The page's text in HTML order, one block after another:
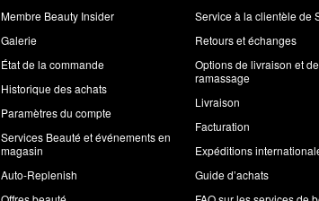
Membre Beauty Insider
Galerie
État de la commande
Historique des achats
Paramètres du compte
Services Beauté et événements en
magasin
Auto-Replenish
Service à la clientèle de
Retours et échanges
Options de livraison et de
ramassage
Livraison
Facturation
Expéditions
Guide d’achats